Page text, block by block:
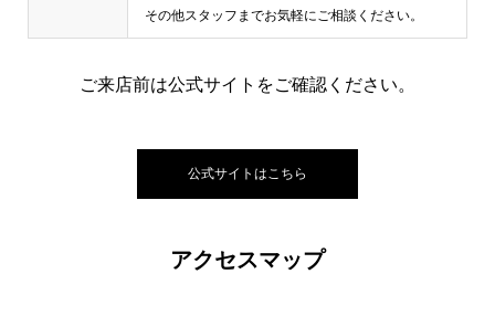
その他スタッフまでお気軽にご相談ください。
ご来店前は公式サイトをご確認ください。
公式サイトはこちら
アクセスマップ